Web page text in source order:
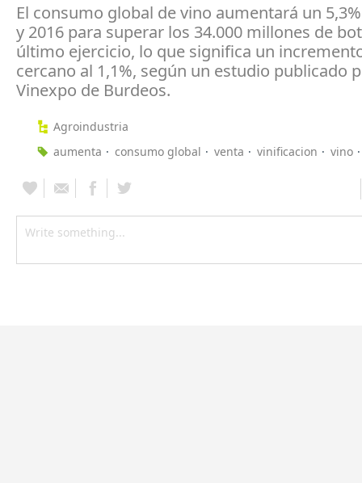
El consumo global de vino aumentará un
y 2016 para superar los 34.000 millones de
último ejercicio, lo que significa un
cercano al 1,1%, según un estudio publicado
Vinexpo de Burdeos.
Agroindustria
aumenta
consumo global venta vinificacion vino